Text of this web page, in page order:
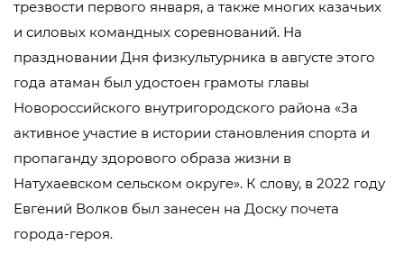
трезвости первого января, а также многих казачьих
и силовых командных соревнований. На
праздновании Дня физкультурника в августе этого
года атаман был удостоен грамоты главы
Новороссийского внутригородского района «За
активное участие в истории становления спорта и
пропаганду здорового образа жизни в
Натухаевском сельском округе». К слову, в 2022 году
Евгений Волков был занесен на Доску почета
города-героя.